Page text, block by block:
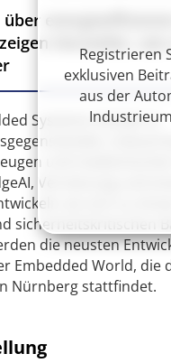
über
Hersteller,
Systeme stecken in
und
Vernetzung und
sie sich zu
sicherheitskritischen
die neusten
Embedded World, die
Nürnberg stattfindet.
Registrieren
exklusiven
aus der